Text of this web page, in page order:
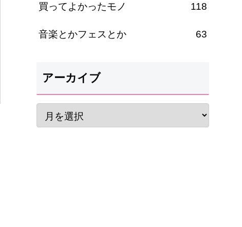
買ってよかったモノ 118
音楽とかフェスとか 63
アーカイブ